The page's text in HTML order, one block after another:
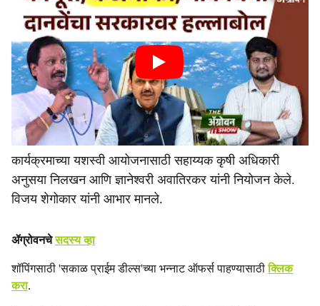
कार्यक्रमाच्या यशस्वी आयोजनासाठी सहाय्यक कृषी अधिकारी
अनुसया निलखन आणि ज्ञानेश्वरी अवातिरकर यांनी नियोजन केले.
विजय शेगोकार यांनी आभार मानले.
ॲग्रोवनचेसदस्य व्हा
शॉपिंगसाठी 'सकाळ प्राईम डील्स'च्या भन्नाट ऑफर्स पाहण्यासाठीक्लिक
करा.